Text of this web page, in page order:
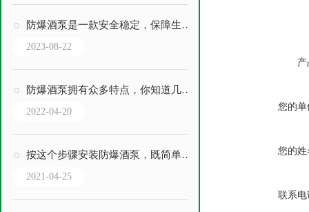
防爆酒泵是一款安全稳定，保障生产的设备
2023-08-22
防爆酒泵拥有众多特点，你知道几点？
2022-04-20
按这个步骤安装防爆酒泵，既简单又快速
2021-04-25
您的单
您的姓
联系电